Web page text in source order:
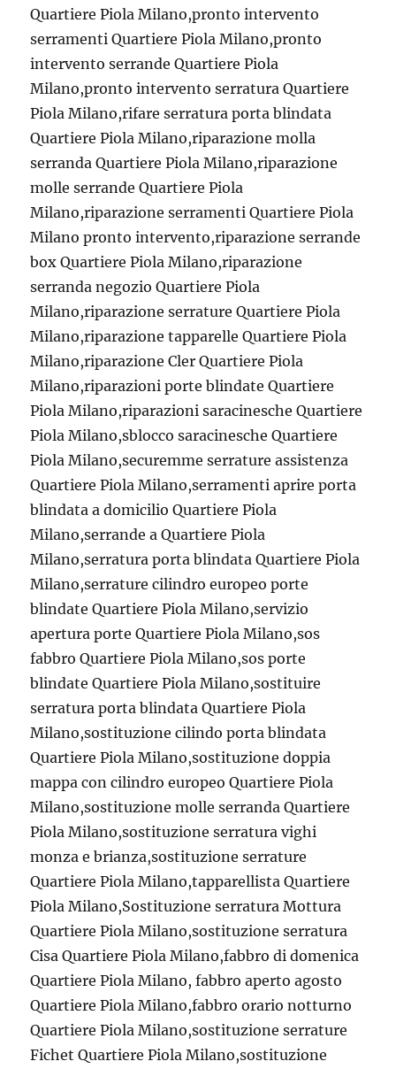
Quartiere Piola Milano,pronto intervento
serramenti Quartiere Piola Milano,pronto
intervento serrande Quartiere Piola
Milano,pronto intervento serratura Quartiere
Piola Milano,rifare serratura porta blindata
Quartiere Piola Milano,riparazione molla
serranda Quartiere Piola Milano,riparazione
molle serrande Quartiere Piola
Milano,riparazione serramenti Quartiere Piola
Milano pronto intervento,riparazione serrande
box Quartiere Piola Milano,riparazione
serranda negozio Quartiere Piola
Milano,riparazione serrature Quartiere Piola
Milano,riparazione tapparelle Quartiere Piola
Milano,riparazione Cler Quartiere Piola
Milano,riparazioni porte blindate Quartiere
Piola Milano,riparazioni saracinesche Quartiere
Piola Milano,sblocco saracinesche Quartiere
Piola Milano,securemme serrature assistenza
Quartiere Piola Milano,serramenti aprire porta
blindata a domicilio Quartiere Piola
Milano,serrande a Quartiere Piola
Milano,serratura porta blindata Quartiere Piola
Milano,serrature cilindro europeo porte
blindate Quartiere Piola Milano,servizio
apertura porte Quartiere Piola Milano,sos
fabbro Quartiere Piola Milano,sos porte
blindate Quartiere Piola Milano,sostituire
serratura porta blindata Quartiere Piola
Milano,sostituzione cilindo porta blindata
Quartiere Piola Milano,sostituzione doppia
mappa con cilindro europeo Quartiere Piola
Milano,sostituzione molle serranda Quartiere
Piola Milano,sostituzione serratura vighi
monza e brianza,sostituzione serrature
Quartiere Piola Milano,tapparellista Quartiere
Piola Milano,Sostituzione serratura Mottura
Quartiere Piola Milano,sostituzione serratura
Cisa Quartiere Piola Milano,fabbro di domenica
Quartiere Piola Milano, fabbro aperto agosto
Quartiere Piola Milano,fabbro orario notturno
Quartiere Piola Milano,sostituzione serrature
Fichet Quartiere Piola Milano,sostituzione